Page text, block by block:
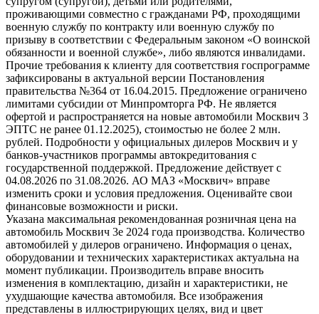
проживающими совместно с гражданами РФ, проходящими
военную службу по контракту или военную службу по
призыву в соответствии с Федеральным законом «О воинской
обязанности и военной службе», либо являются инвалидами.
Прочие требования к клиенту для соответствия госпрограмме
зафиксированы в актуальной версии Постановления
правительства №364 от 16.04.2015. Предложение ограничено
лимитами субсидии от Минпромторга РФ. Не является
офертой и распространяется на новые автомобили Москвич 3
ЭПТС не ранее 01.12.2025), стоимостью не более 2 млн.
рублей. Подробности у официальных дилеров Москвич и у
банков-участников программы автокредитования с
государственной поддержкой. Предложение действует с
04.08.2026 по 31.08.2026. АО МАЗ «Москвич» вправе
изменить сроки и условия предложения. Оценивайте свои
финансовые возможности и риски.
Указана максимальная рекомендованная розничная цена на
автомобиль Москвич 3e 2024 года производства. Количество
автомобилей у дилеров ограничено. Информация о ценах,
оборудовании и технических характеристиках актуальна на
момент публикации. Производитель вправе вносить
изменения в комплектацию, дизайн и характеристики, не
ухудшающие качества автомобиля. Все изображения
представлены в иллюстрирующих целях, вид и цвет